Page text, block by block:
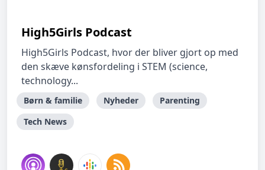
High5Girls Podcast
High5Girls Podcast, hvor der bliver gjort op med
den skæve kønsfordeling i STEM (science,
technology...
Børn & familie Nyheder
Parenting
Tech News